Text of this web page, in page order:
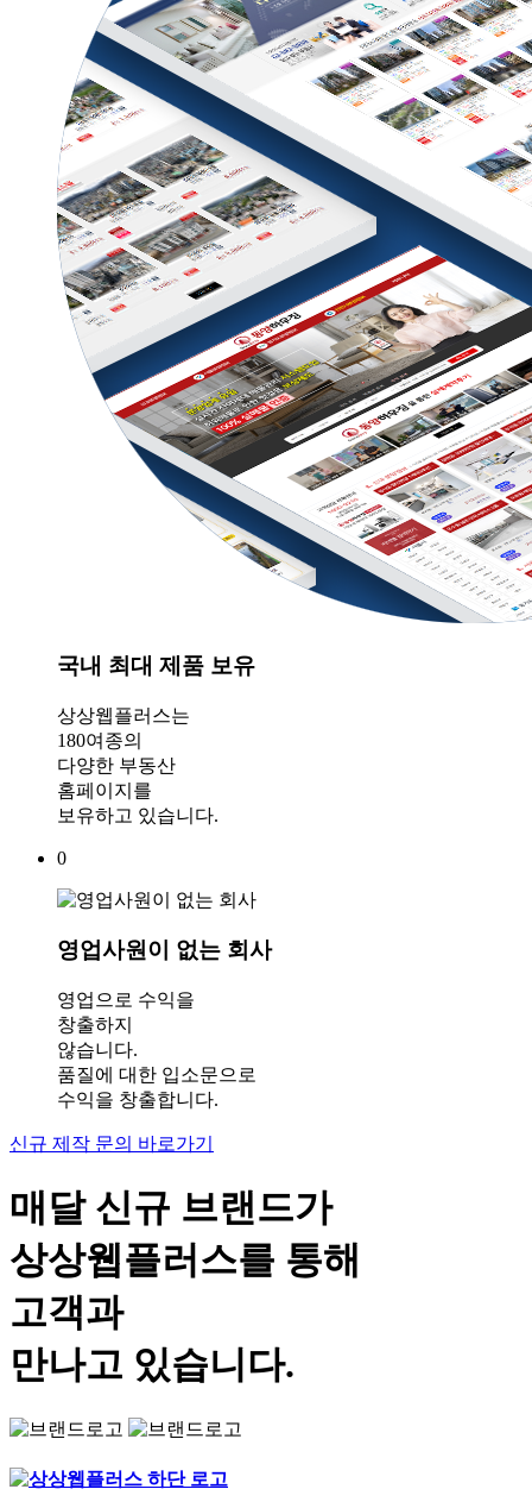
국내 최대 제품 보유
상상웹플러스는
180여종의
다양한 부동산
홈페이지를
보유하고 있습니다.
0
영업사원이 없는 회사
영업으로 수익을
창출하지
않습니다.
품질에 대한 입소문으로
수익을 창출합니다.
신규 제작 문의 바로가기
매달 신규 브랜드가
상상웹플러스를 통해
고객과
만나고 있습니다.